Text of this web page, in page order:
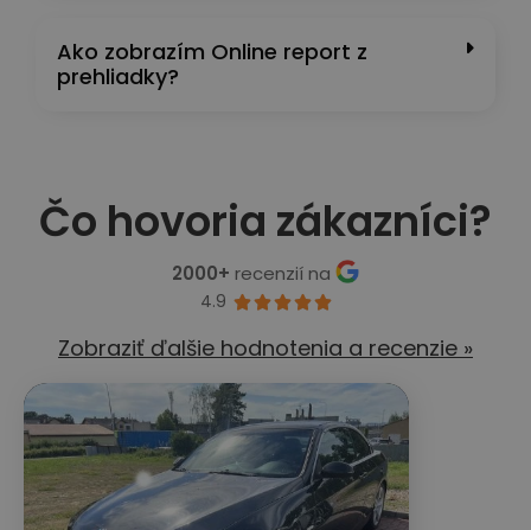
Ako zobrazím Online report z
prehliadky?
Čo hovoria zákazníci?
2000+ recenzií na
4.9 
Zobraziť ďalšie hodnotenia a recenzie »